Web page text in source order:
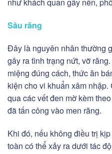
như khách quan gây nên,
Sâu răng
Đây là nguyên nhân thường
gây ra tình trạng nứt, vỡ
miệng đúng cách, thức ăn
kiện cho vi khuẩn xâm
qua các vết đen mờ kèm
đã tấn công vào men răng.
Khi đó, nếu không điều trị
toàn có thể xảy ra dưới tác